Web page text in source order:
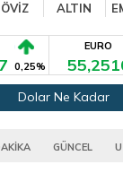
ALTIN
0,25%
EURO
Dolar Ne Kadar
GÜNCEL